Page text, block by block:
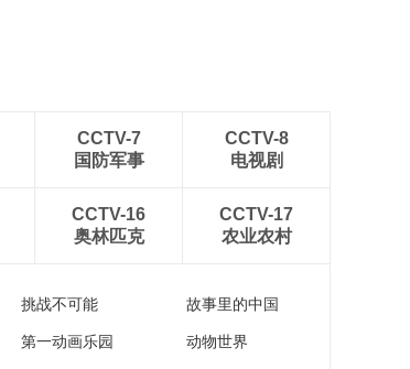
CCTV-7
国防军事
CCTV-8
电视剧
CCTV-16
奥林匹克
CCTV-17
农业农村
挑战不可能 故事里的中国
第一动画乐园 动物世界